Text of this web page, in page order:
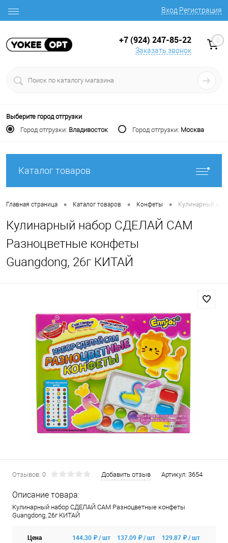
Вход Регистрация
+7 (924) 247-85-22
Заказать звонок
0
Выберите город отгрузки
Город отгрузки: Владивосток Город отгрузки: Москва
Каталог товаров
Главная страница • Каталог товаров • Конфеты • Кулинарный
Кулинарный набор СДЕЛАЙ САМ
Разноцветные конфеты
Guangdong, 26г КИТАЙ
Отзывов: 0 Добавить отзыв Артикул: 3654
Описание товара:
Кулинарный набор СДЕЛАЙ САМ Разноцветные конфеты
Guangdong, 26г КИТАЙ
Цена
144.30 ₽ / шт
137.09 ₽ / шт
129.87 ₽ / шт